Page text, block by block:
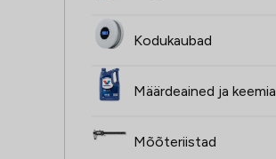
Kodukaubad
Määrdeained ja keemia
Mõõteriistad